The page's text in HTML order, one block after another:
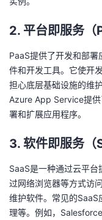
学
堂
我
的
课
我
的
我
持
我
的
技
术
我
的
云
2. 平台即服务（
PaaS提供了开发和部
件和开发工具。它使开
担心底层基础设施的维
Azure App Service提
署和扩展应用程序。
3. 软件即服务（
SaaS是一种通过云平
过网络浏览器等方式访
维护软件。常见的
理等。例如，